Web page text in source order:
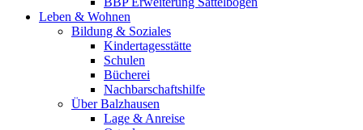
Leben & Wohnen
Bildung & Soziales
Kindertagesstätte
Schulen
Bücherei
Nachbarschaftshilfe
Über Balzhausen
Lage & Anreise